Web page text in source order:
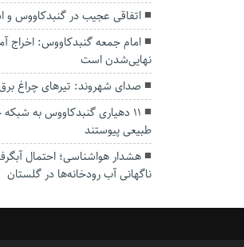
اتفاقی عجیب در‌ گنبدکاووس و
امام جمعه گنبدکاووس: اخراج
نهایی‌شدن است
صدای شهروند: تیرهای چراغ
۱۱ دهیاری گنبدکاووس به
طبیعی پیوستند
هشدار هواشناسی؛ احتمال
ناگهانی آب رودخانه‌ها در گلستان